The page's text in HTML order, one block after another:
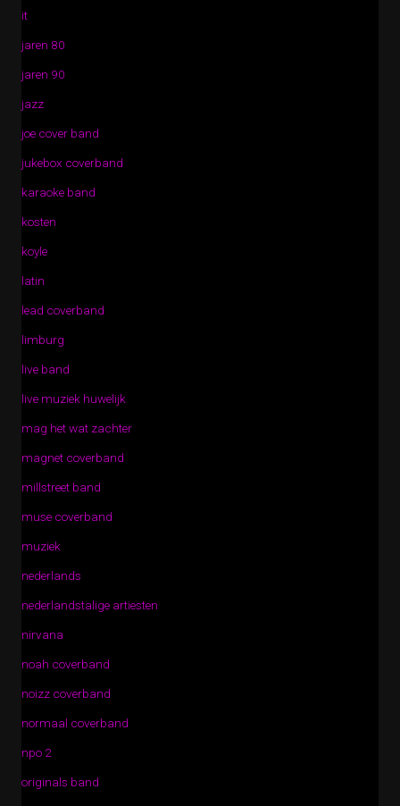
it
jaren 80
jaren 90
jazz
joe cover band
jukebox coverband
karaoke band
kosten
koyle
latin
lead coverband
limburg
live band
live muziek huwelijk
mag het wat zachter
magnet coverband
millstreet band
muse coverband
muziek
nederlands
nederlandstalige artiesten
nirvana
noah coverband
noizz coverband
normaal coverband
npo 2
originals band